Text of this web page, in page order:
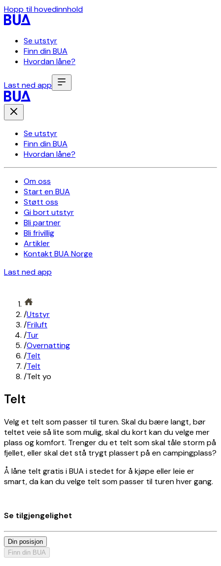
Hopp til hovedinnhold
Se utstyr
Finn din BUA
Hvordan låne?
Last ned app
Se utstyr
Finn din BUA
Hvordan låne?
Om oss
Start en BUA
Støtt oss
Gi bort utstyr
Bli partner
Bli frivillig
Artikler
Kontakt BUA Norge
Last ned app
/Utstyr
/Friluft
/Tur
/Overnatting
/Telt
/Telt
/Telt yo
Telt
Velg et telt som passer til turen. Skal du bære langt, bør
teltet veie så lite som mulig, skal du kort kan du velge mer
plass og komfort. Trenger du et telt som skal tåle storm på
fjellet, eller skal det stå trygt plassert på en campingplass?
Å låne telt gratis i BUA i stedet for å kjøpe eller leie er
smart, da kan du velge telt som passer til turen hver gang.
Se tilgjengelighet
Din posisjon
Finn din BUA